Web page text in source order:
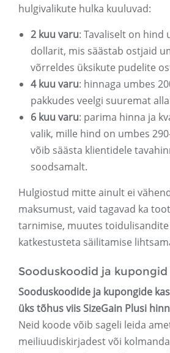
hulgivalikute hulka kuuluvad:
2 kuu varu: Tavaliselt on hind
dollarit, mis säästab ostjaid
võrreldes üksikute pudelite
4 kuu varu: hinnaga umbes
pakkudes veelgi suuremat
6 kuu varu: parima hinna ja
valik, mille hind on umbes
võib säästa klientidele
soodsamalt.
Hulgiostud mitte ainult ei
maksumust, vaid tagavad ka
tarnimise, muutes
katkestusteta säilitamise
Sooduskoodid ja kupongid
Sooduskoodide ja kupongide
üks tõhus viis SizeGain Plusi
Neid koode võib sageli leida
meiliuudiskirjadest või